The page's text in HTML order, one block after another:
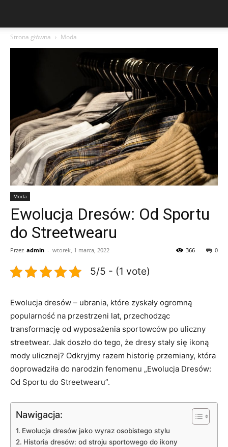
Strona główna Moda
Moda
Ewolucja Dresów: Od Sportu
do Streetwearu
Przez admin - wtorek, 1 marca, 2022 0
366
5/5 - (1 vote)
Ewolucja​ dresów – ubrania, ‌które zyskały ⁢ogromną⁢
popularność na ⁢przestrzeni lat, przechodząc
transformację od wyposażenia sportowców po uliczny
streetwear. Jak doszło do tego, że dresy stały się ikoną
mody ulicznej? Odkryjmy razem historię ​przemiany, która
doprowadziła⁢ do narodzin fenomenu „Ewolucja Dresów:
Od ​Sportu do Streetwearu”.
Nawigacja:
Ewolucja dresów jako wyraz osobistego stylu
Historia dresów: od stroju sportowego do ikony